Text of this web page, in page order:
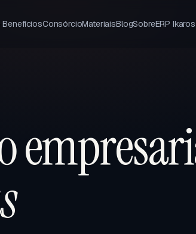
BenefíciosConsórcioMateriaisBlogSobreERP Ikaros